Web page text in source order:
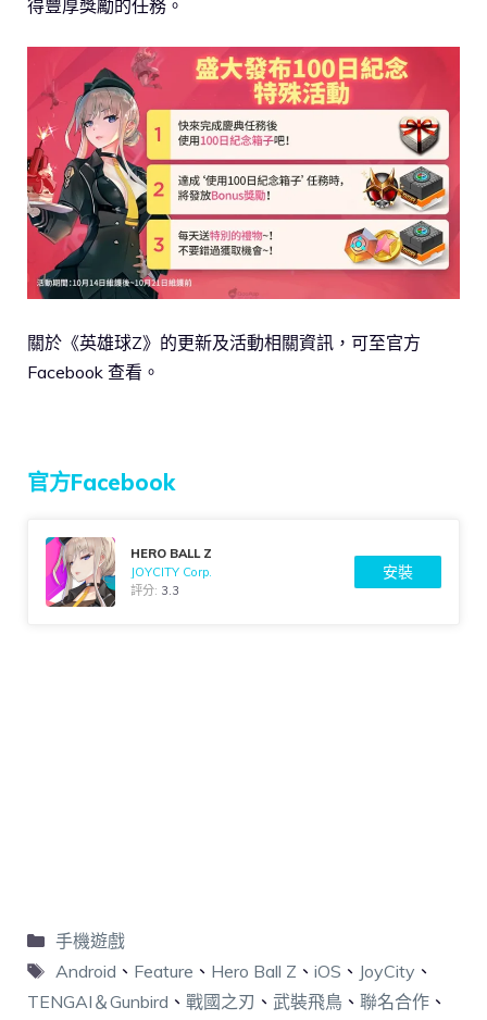
得豐厚獎勵的任務。
關於《英雄球Z》的更新及活動相關資訊，可至官方
Facebook 查看。
官方Facebook
HERO BALL Z
JOYCITY Corp.
評分: 3.3
安裝
手機遊戲
Android 、 Feature 、 Hero Ball Z 、 iOS 、 JoyCity 、
TENGAI＆Gunbird 、 戰國之刃 、 武裝飛鳥 、 聯名合作 、